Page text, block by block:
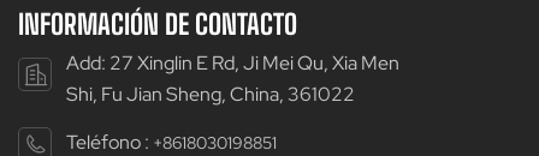
INFORMACIÓN DE CONTACTO
Add: 27 Xinglin E Rd, Ji Mei Qu, Xia Men
Shi, Fu Jian Sheng, China, 361022
Teléfono : +8618030198851